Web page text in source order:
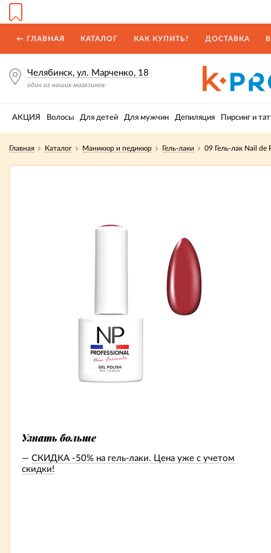
← ГЛАВНАЯ КАТАЛОГ КАК КУПИТЬ? ДОСТАВКА
Челябинск, ул. Марченко, 18
один из наших магазинов
АКЦИЯ Волосы Для детей Для мужчин Депиляция Пирсинг и
Главная Каталог Маникюр и педикюр Гель-лаки 09 Гель-лак Nail de
Узнать больше
СКИДКА -50% на гель-лаки. Цена уже с учетом
скидки!